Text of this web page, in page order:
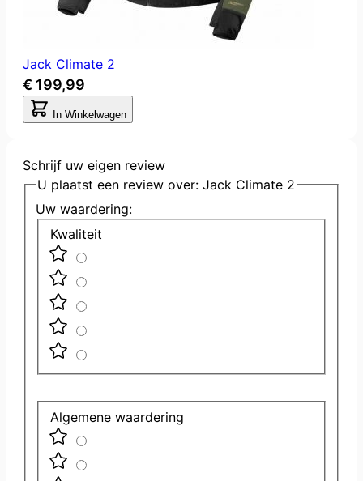
Jack Climate 2
€ 199,99
In Winkelwagen
Schrijf uw eigen review
U plaatst een review over: Jack Climate 2
Uw waardering:
Kwaliteit
Algemene waardering